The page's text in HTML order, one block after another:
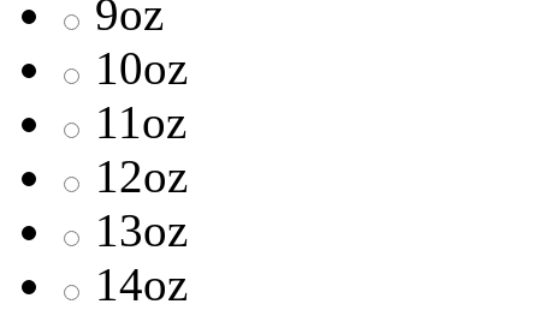
9oz
10oz
11oz
12oz
13oz
14oz